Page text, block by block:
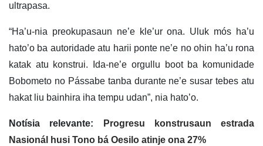
ultrapasa.
“Ha’u-nia preokupasaun ne’e kle’ur ona. Uluk mós ha’u
hato’o ba autoridade atu harii ponte ne’e no ohin ha’u rona
katak atu konstrui. Ida-ne’e orgullu boot ba komunidade
Bobometo no Pássabe tanba durante ne’e susar tebes atu
hakat liu bainhira iha tempu udan”, nia hato’o.
Notísia relevante:
Progresu konstrusaun estrada
Nasionál husi Tono bá Oesilo atinje ona 27%